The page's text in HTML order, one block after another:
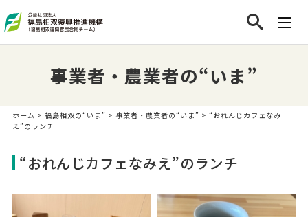
事業者・農業者の“いま”
ホーム > 福島相双の“いま” > 事業者・農業者の“いま” > “おれんじカフェなみ
え”のランチ
“おれんじカフェなみえ”のランチ